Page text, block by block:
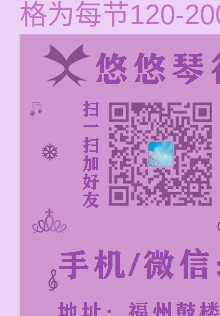
格为每节120-